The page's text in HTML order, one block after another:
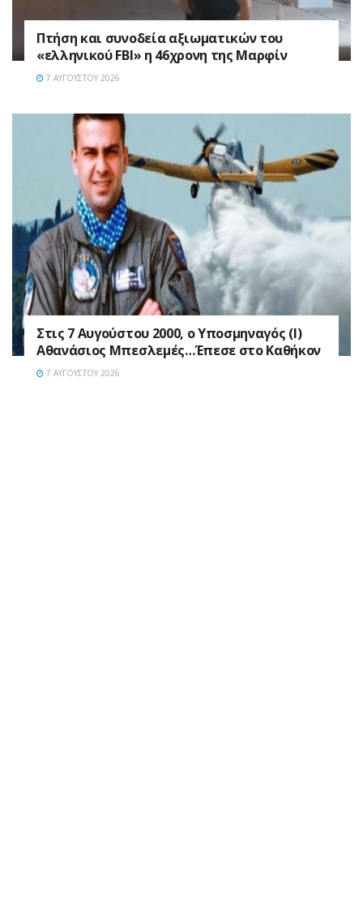
Πτήση και συνοδεία αξιωματικών του
«ελληνικού FBI» η 46χρονη της Μαρφίν
7 ΑΥΓΟΎΣΤΟΥ 2026
Στις 7 Αυγούστου 2000, ο Υποσμηναγός (Ι)
Αθανάσιος Μπεσλεμές…Έπεσε στο Καθήκον
7 ΑΥΓΟΎΣΤΟΥ 2026